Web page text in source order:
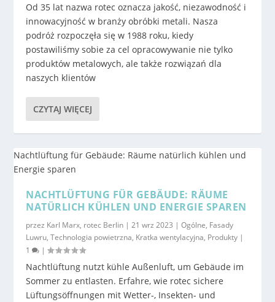
Od 35 lat nazwa rotec oznacza jakość, niezawodność i
innowacyjność w branży obróbki metali. Nasza
podróż rozpoczęła się w 1988 roku, kiedy
postawiliśmy sobie za cel opracowywanie nie tylko
produktów metalowych, ale także rozwiązań dla
naszych klientów
CZYTAJ WIĘCEJ
NACHTLÜFTUNG FÜR GEBÄUDE: RÄUME
NATÜRLICH KÜHLEN UND ENERGIE SPAREN
przez Karl Marx, rotec Berlin |21 wrz 2023 |Ogólne, Fasady
Luwru,Technologia powietrzna, Kratka wentylacyjna, Produkty |
1
|
Nachtlüftung nutzt kühle Außenluft, um Gebäude im
Sommer zu entlasten. Erfahre, wie rotec sichere
Lüftungsöffnungen mit Wetter-, Insekten- und